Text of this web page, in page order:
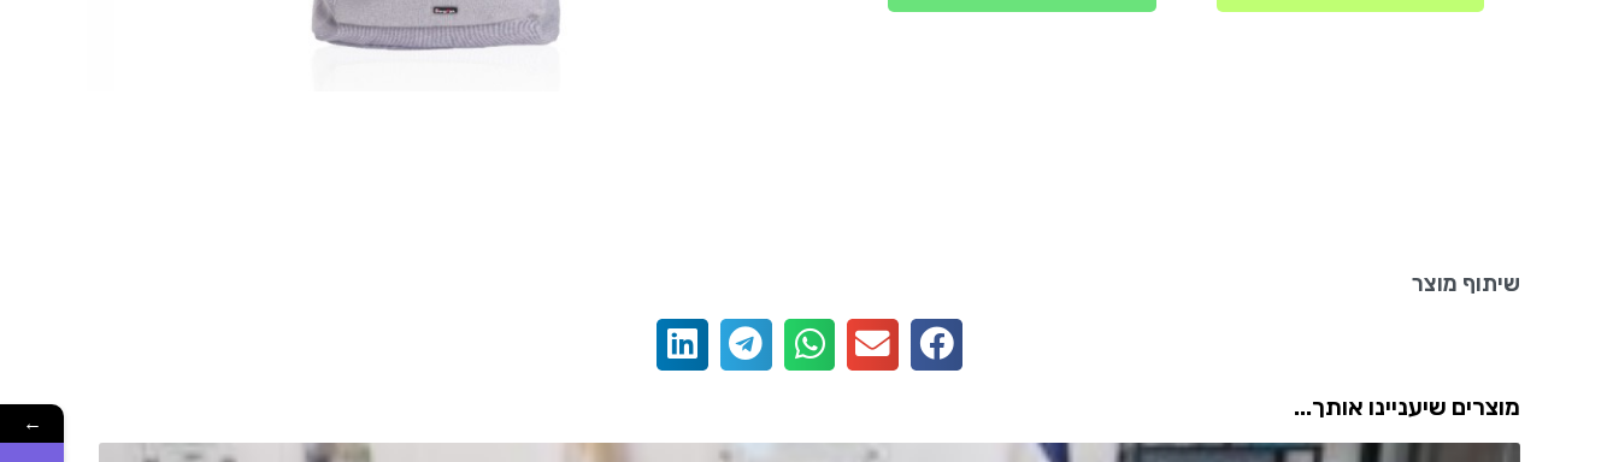
שיתוף מוצר
מוצרים שיעניינו אותך...
←